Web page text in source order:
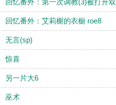
回忆番外：第一次调教(3)被打开
回忆番外：艾莉榭的衣橱 roe8
无言(sp)
惊喜
另一片大6
巫术